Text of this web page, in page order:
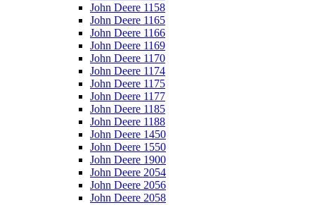
John Deere 1158
John Deere 1165
John Deere 1166
John Deere 1169
John Deere 1170
John Deere 1174
John Deere 1175
John Deere 1177
John Deere 1185
John Deere 1188
John Deere 1450
John Deere 1550
John Deere 1900
John Deere 2054
John Deere 2056
John Deere 2058